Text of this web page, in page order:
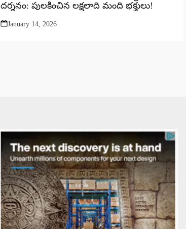
దర్శనం: పులకించిన లక్షలాది మంది భక్తులు!
January 14, 2026